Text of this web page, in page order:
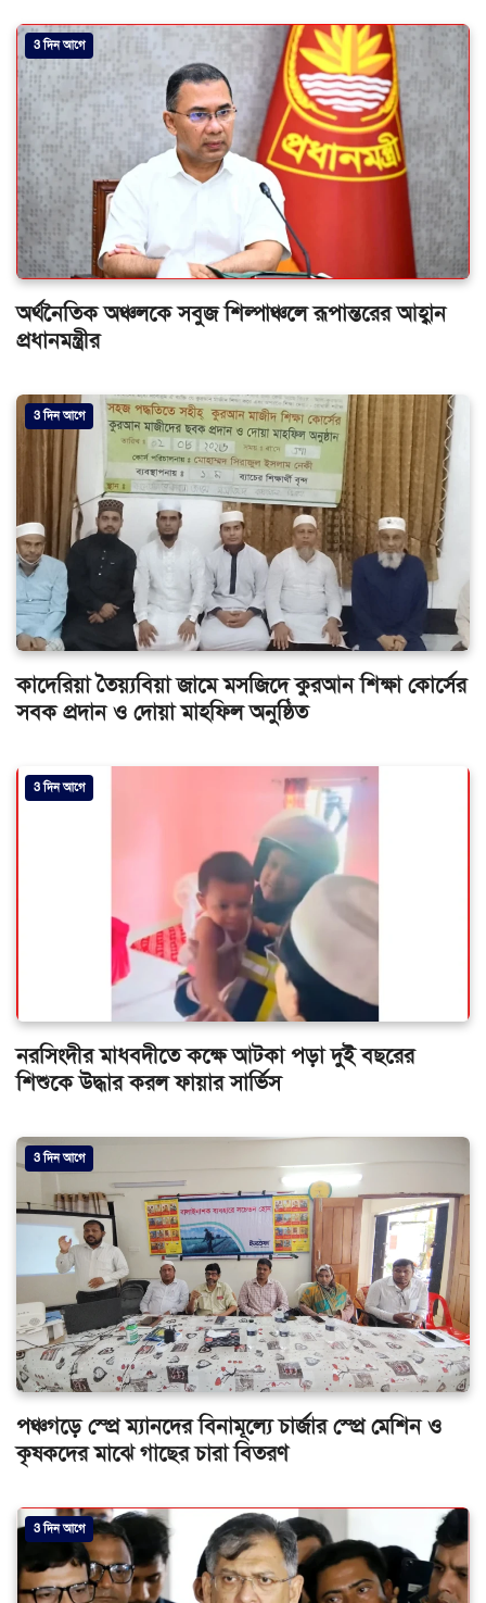
3 দিন আগে
অর্থনৈতিক অঞ্চলকে সবুজ শিল্পাঞ্চলে রূপান্তরের আহ্বান
প্রধানমন্ত্রীর
3 দিন আগে
কাদেরিয়া তৈয়্যবিয়া জামে মসজিদে কুরআন শিক্ষা কোর্সের
সবক প্রদান ও দোয়া মাহফিল অনুষ্ঠিত
3 দিন আগে
নরসিংদীর মাধবদীতে কক্ষে আটকা পড়া দুই বছরের
শিশুকে উদ্ধার করল ফায়ার সার্ভিস
3 দিন আগে
পঞ্চগড়ে স্প্রে ম্যানদের বিনামূল্যে চার্জার স্প্রে মেশিন ও
কৃষকদের মাঝে গাছের চারা বিতরণ
3 দিন আগে